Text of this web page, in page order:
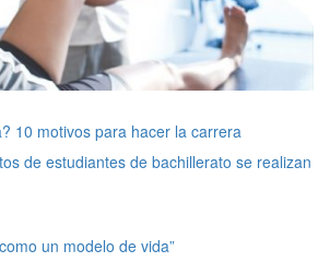
10 motivos para hacer la carrera
de estudiantes de bachillerato se realizan
un modelo de vida”